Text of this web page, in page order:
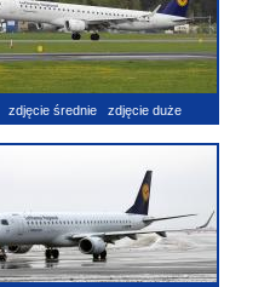
zdjęcie średnie zdjęcie duże